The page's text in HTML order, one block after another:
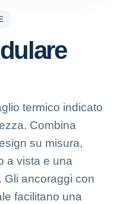
termico indicato
Combina
su misura,
a vista e una
Gli ancoraggi con
facilitano una